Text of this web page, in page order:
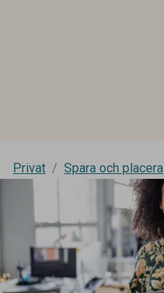
Privat Spara och placera